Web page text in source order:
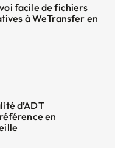
facile de fichiers
à WeTransfer en
d’ADT
en